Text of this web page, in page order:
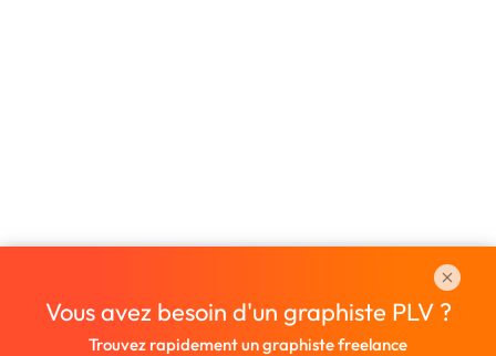
Vous avez besoin d'un graphiste PLV ?
Trouvez rapidement un graphiste freelance